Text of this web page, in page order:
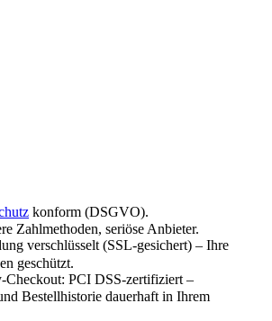
konform (DSGVO).
Zahlmethoden, seriöse Anbieter.
verschlüsselt (SSL-gesichert) – Ihre
geschützt.
Checkout: PCI DSS-zertifiziert –
Bestellhistorie dauerhaft in Ihrem